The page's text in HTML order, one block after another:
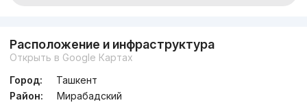
Расположение и инфраструктура
Открыть в Google Картах
Город:
Ташкент
Район:
Мирабадский